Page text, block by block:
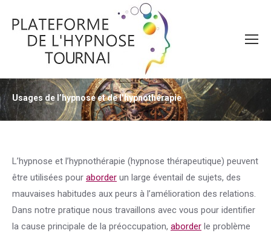
Vous êtes ici :
Usages de l’hypnose et de l’hypnothérapie
L’hypnose et l’hypnothérapie (hypnose thérapeutique) peuvent
être utilisées pour aborder un large éventail de sujets, des
mauvaises habitudes aux peurs à l’amélioration des relations.
Dans notre pratique nous travaillons avec vous pour identifier
la cause principale de la préoccupation, aborder le problème